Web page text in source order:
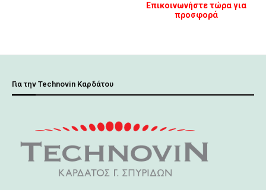
Επικοινωνήστε τώρα για
προσφορά
Για την Technovin Καρδάτου